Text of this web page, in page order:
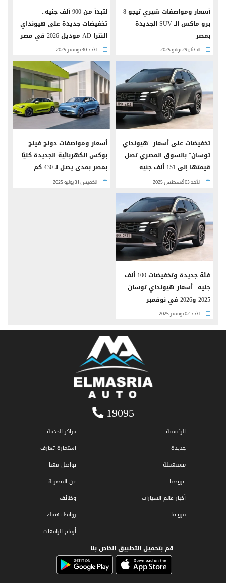
أسعار ومواصفات شيري تيجو 8
برو ماكس الـ SUV الجديدة
بمصر
الثلاثاء 29 يوليو 2025
لتبدأ من 900 ألف جنيه..
تخفيضات جديدة على هيونداي
النترا AD موديل 2026 في مصر
الأحد 30 نوفمبر 2025
تخفيضات على أسعار "هيونداي
توسان" بالسوق المصري تصل
قيمتها إلى 151 ألف جنيه
الأحد 03 أغسطس 2025
أسعار ومواصفات دونج فينج
بوكس الكهربائية الجديدة كليًا
بمصر بمدى يصل لـ 430 كم
الخميس 31 يوليو 2025
فئة جديدة وتخفيضات 100 ألف
جنيه.. أسعار هيونداي توسان
2025 و2026 في نوفمبر
الأحد 02 نوفمبر 2025
19095
الرئيسية
جديدة
مستعملة
عروضنا
أخبار عالم السيارات
فروعنا
مراكز الخدمة
استمارة تعارف
تواصل معنا
عن المصرية
وظائف
روابط تهمك
أرقام الرافعات
قم بتحميل التطبيق الخاص بنا